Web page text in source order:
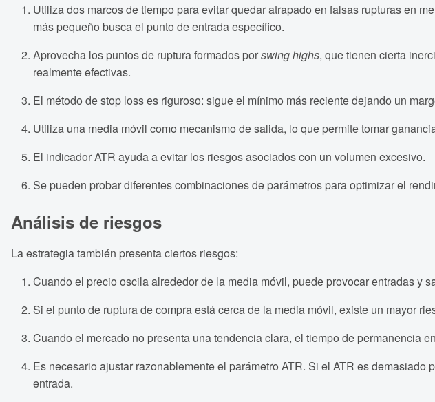
Utiliza dos marcos de tiempo para evitar quedar atrapado en falsas rupturas en
más pequeño busca el punto de entrada específico.
Aprovecha los puntos de ruptura formados porswing highs, que tienen cierta
realmente efectivas.
El método de stop loss es riguroso: sigue el mínimo más reciente dejando un
Utiliza una media móvil como mecanismo de salida, lo que permite tomar
El indicador ATR ayuda a evitar los riesgos asociados con un volumen excesivo.
Se pueden probar diferentes combinaciones de parámetros para optimizar el
Análisis de riesgos
La estrategia también presenta ciertos riesgos:
Cuando el precio oscila alrededor de la media móvil, puede provocar entradas y
Si el punto de ruptura de compra está cerca de la media móvil, existe un mayor
Cuando el mercado no presenta una tendencia clara, el tiempo de permanencia
Es necesario ajustar razonablemente el parámetro ATR. Si el ATR es
entrada.